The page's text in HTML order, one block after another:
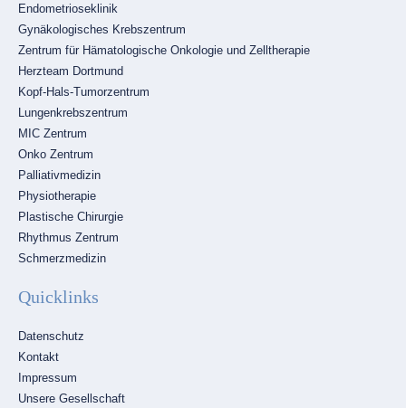
Endometrioseklinik
Gynäkologisches Krebszentrum
Zentrum für Hämatologische Onkologie und Zelltherapie
Herzteam Dortmund
Kopf-Hals-Tumorzentrum
Lungenkrebszentrum
MIC Zentrum
Onko Zentrum
Palliativmedizin
Physiotherapie
Plastische Chirurgie
Rhythmus Zentrum
Schmerzmedizin
Quicklinks
Navigation
überspringen
Datenschutz
Kontakt
Impressum
Unsere Gesellschaft